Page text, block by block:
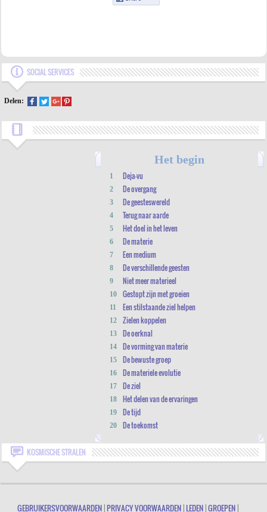
SOCIAL SERVICES
Delen:
Het begin
1 Deja-vu
2 De overgang
3 De geesteswereld
4 Terug naar aarde
5 Het doel in het leven
6 De materie
7 Een medium
8 De verschillende geesten
9 Niet meer materieel
10 Gestopt zijn met groeien
11 Een stilstaande ziel helpen
12 Zielen koppelen
13 De oerknal
14 De vorming van materie
15 De bewuste groep
16 De materiele evolutie
17 De ziel
18 Het delen van de ervaringen
19 De tijd
20 De toekomst
KOSMISCHE STRALEN
GEBRUIKERSVOORWAARDEN |PRIVACY VOORWAARDEN |LEDEN |GROEPEN |